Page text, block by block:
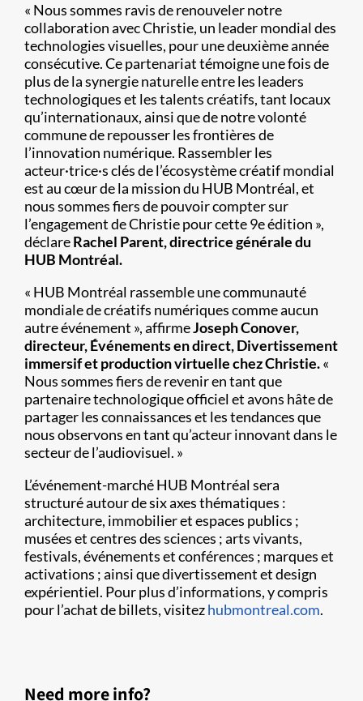
« Nous sommes ravis de renouveler notre
collaboration avec Christie, un leader mondial des
technologies visuelles, pour une deuxième année
consécutive. Ce partenariat témoigne une fois de
plus de la synergie naturelle entre les leaders
technologiques et les talents créatifs, tant locaux
qu’internationaux, ainsi que de notre volonté
commune de repousser les frontières de
l’innovation numérique. Rassembler les
acteur·trice·s clés de l’écosystème créatif mondial
est au cœur de la mission du HUB Montréal, et
nous sommes fiers de pouvoir compter sur
l’engagement de Christie pour cette 9e édition »,
déclareRachel Parent, directrice générale du
HUB Montréal.
« HUB Montréal rassemble une communauté
mondiale de créatifs numériques comme aucun
autre événement », affirmeJoseph Conover,
directeur, Événements en direct, Divertissement
immersif et production virtuelle chez Christie.«
Nous sommes fiers de revenir en tant que
partenaire technologique officiel et avons hâte de
partager les connaissances et les tendances que
nous observons en tant qu’acteur innovant dans le
secteur de l’audiovisuel. »
L’événement-marché HUB Montréal sera
structuré autour de six axes thématiques :
architecture, immobilier et espaces publics ;
musées et centres des sciences ; arts vivants,
festivals, événements et conférences ; marques et
activations ; ainsi que divertissement et design
expérientiel. Pour plus d’informations, y compris
pour l’achat de billets, visitezhubmontreal.com.
Need more info?